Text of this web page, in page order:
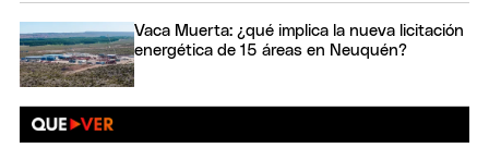
Vaca Muerta: ¿qué implica la nueva licitación
energética de 15 áreas en Neuquén?